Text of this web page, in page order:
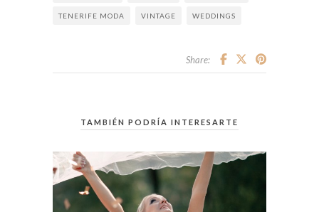
TENERIFE MODA VINTAGE WEDDINGS
Share:
TAMBIÉN PODRÍA INTERESARTE